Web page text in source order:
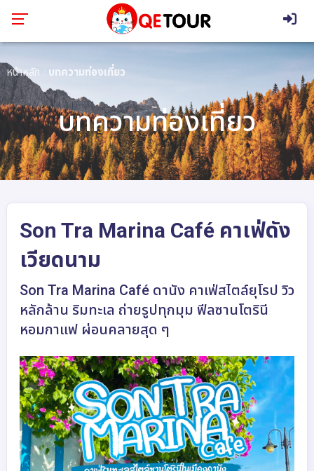
หน้าหลัก บทความท่องเที่ยว
บทความท่องเที่ยว
Son Tra Marina Café คาเฟ่ดัง
เวียดนาม
Son Tra Marina Café ดานัง คาเฟ่สไตล์ยุโรป วิว
หลักล้าน ริมทะเล ถ่ายรูปทุกมุม ฟีลซานโตรินี
หอมกาแฟ ผ่อนคลายสุด ๆ